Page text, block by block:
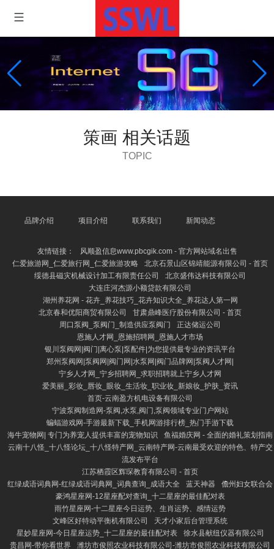
策画 相关话题
TOPIC
品牌介绍 项目介绍 联系我们 新闻动态
友情链接：
风顺盈信息www.pbcgik.com - 官方网站域名出售
仁爱旅游网_仁爱旅行网_仁爱旅游攻略
北京石景山区锦靖能源有限公司 - 首页
绥德县磁灾机械设计加工有限责任公司
北京盛伟达科技有限公司
大连庄河杰源小额贷款有限公司
湖州养花网 - 花卉_养花技巧_花卉知识大全_养花达人第一网
北京春和优阳商贸有限公司
甘肃鼎峰医疗股份有限公司 - 首页
周口泵阀_泵阀门_制造供应泵阀门
正达储运公司
恩施人才网_恩施招聘网_恩施人才市场
银川泵阀网|阀门|离心泵|泵配件|为您提供最专业的资讯平台
郑州泵阀网|泵阀网|阀门网|水泵网|阀门品牌网|泵阀人才网|
宁乡人才网_宁乡招聘网_求职招聘就上宁乡人才网
爱美丽_彩妆_唇妆_眼妆_生活妆_职业妆_新娘妆_护肤_资讯
首页-云南盈方机电设备有限公司
宁波泵阀制造网-泵阀,水泵,阀门,泵阀领域专业门户网站
蝙蝠游戏网-手游最新下载_手机网游排行榜_热门手游下载
海牛宠物网| 专门为养宠人提供丰富的宠物知识
鱼福婚庆网 - 全面的婚礼策划指南
云南十八怪_十八怪论坛_十八怪特产网_云南特产网-云南最受欢迎的特色、特产交
流发布平台
江苏栖霞区辉琛教育有限公司 - 首页
红绿成语词典网-红绿成语词典网_词典查询_成语大全
蓝天神器
儋州妇女联合会
豪鸿星座网-12星座配对查询_十二星座的最佳配对表
雨竹星座网-十二星座今日运势、生肖运势、感情运势
文峰区好特动平衡机有限公司
天才小家后台管理系统
星妙星座网-今日星座运势_十二星座的最佳配对表
徐水县献纽仪器有限公司
贵昌网-带你看世界
潍坊市俊照农业科技有限公司-潍坊市俊照农业科技有限公司